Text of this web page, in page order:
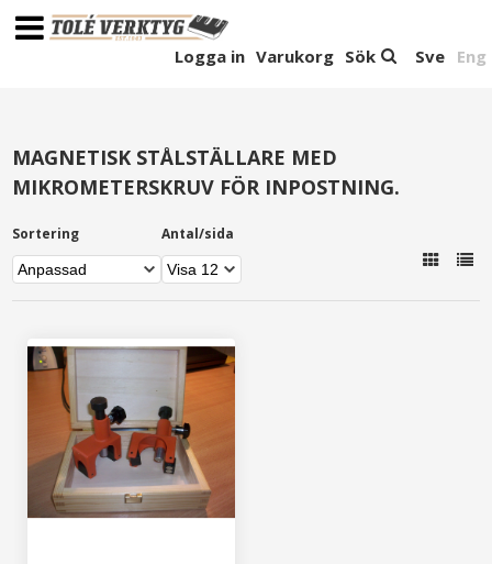
Sve Eng
Sök
Varukorg
Logga in
MAGNETISK STÅLSTÄLLARE MED
MIKROMETERSKRUV FÖR INPOSTNING.
Sortering Antal/sida